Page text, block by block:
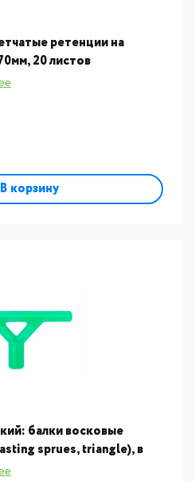
ретенции на
20 листов
В корзину
балки восковые
sprues, triangle), в
115гр